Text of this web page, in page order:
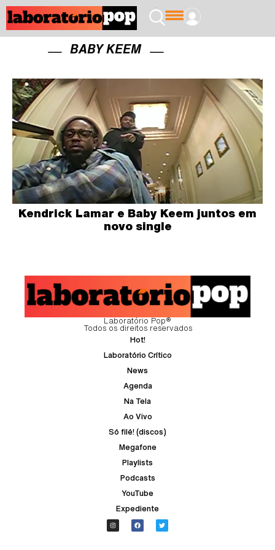
BABY KEEM
Kendrick Lamar e Baby Keem juntos em
novo single
Laboratório Pop®
Todos os direitos reservados
Hot!
Laboratório Crítico
News
Agenda
Na Tela
Ao Vivo
Só filé! (discos)
Megafone
Playlists
Podcasts
YouTube
Expediente